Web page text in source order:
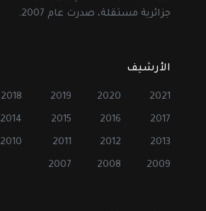
جزائرية مستقلة، صدرت عام 2007.
الأرشيف
2021
2020
2019
2018
2017
2016
2015
2014
2013
2012
2011
2010
2009
2008
2007